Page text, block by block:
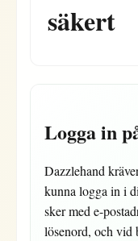
säkert
Logga in
Dazzlehand
kunna logga in i
sker med e-
lösenord, och vid